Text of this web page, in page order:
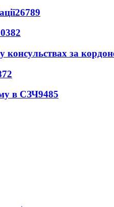
26789
консульствах за
в СЗЧ9485